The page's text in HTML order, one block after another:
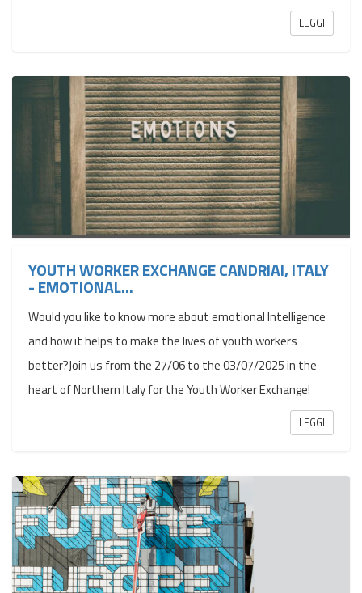
LEGGI
YOUTH WORKER EXCHANGE CANDRIAI, ITALY
- EMOTIONAL...
Would you like to know more about emotional Intelligence
and how it helps to make the lives of youth workers
better?Join us from the 27/06 to the 03/07/2025 in the
heart of Northern Italy for the Youth Worker Exchange!
LEGGI